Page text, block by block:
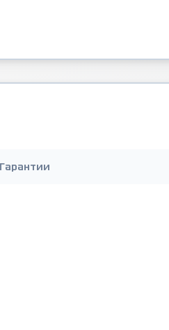
Гарантии